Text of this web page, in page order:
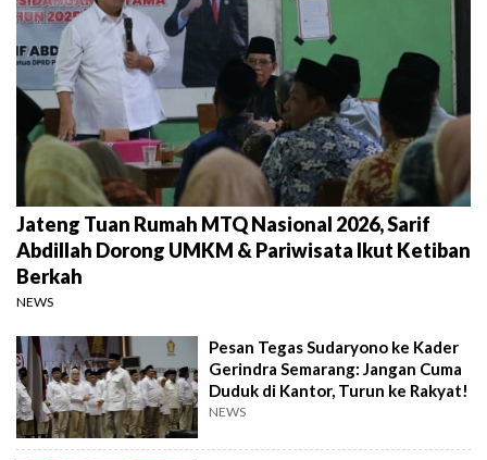
Jateng Tuan Rumah MTQ Nasional 2026, Sarif
Abdillah Dorong UMKM & Pariwisata Ikut Ketiban
Berkah
NEWS
Pesan Tegas Sudaryono ke Kader
Gerindra Semarang: Jangan Cuma
Duduk di Kantor, Turun ke Rakyat!
NEWS